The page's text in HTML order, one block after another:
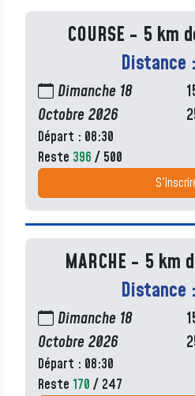
COURSE - 5 km
Distance
Dimanche 18
Octobre 2026
Départ : 08:30
Reste 396 / 500
MARCHE - 5 km
Distance
Dimanche 18
Octobre 2026
Départ : 08:30
Reste 170 / 247